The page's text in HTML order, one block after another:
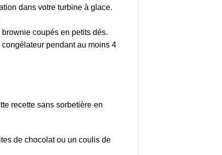
dans votre turbine à glace.
coupés en petits dés.
pendant au moins 4
recette sans sorbetière en
de chocolat ou un coulis de